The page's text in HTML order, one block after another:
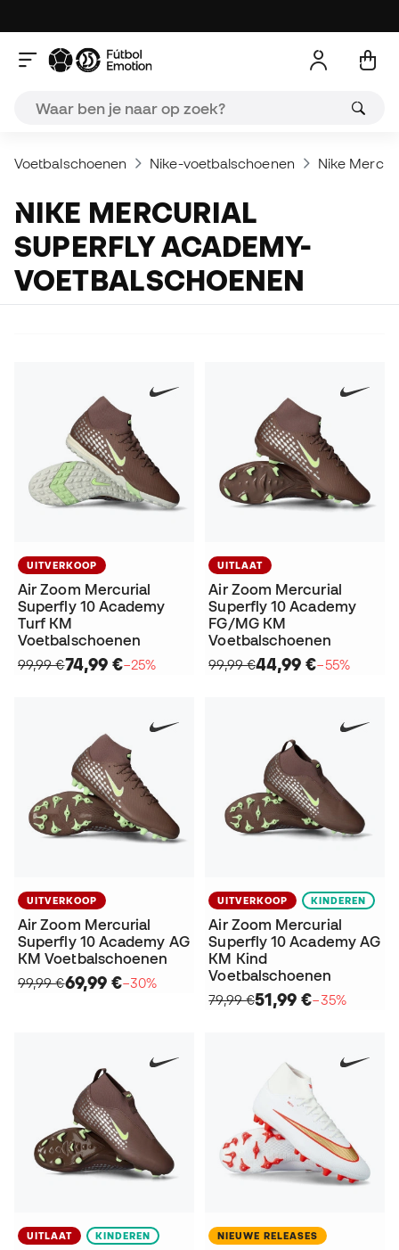
Voetbalschoenen Nike-voetbalschoenen Nike
NIKE MERCURIAL
SUPERFLY ACADEMY-
VOETBALSCHOENEN
UITVERKOOP
Air Zoom Mercurial
Superfly 10 Academy
Turf KM
Voetbalschoenen
99,99 €74,99 €−25%
UITLAAT
Air Zoom Mercurial
Superfly 10 Academy
FG/MG KM
Voetbalschoenen
99,99 €44,99 €−55%
UITVERKOOP
Air Zoom Mercurial
Superfly 10 Academy AG
KM Voetbalschoenen
99,99 €69,99 €−30%
UITVERKOOP KINDEREN
Air Zoom Mercurial
Superfly 10 Academy AG
KM Kind
Voetbalschoenen
79,99 €51,99 €−35%
UITLAAT KINDEREN NIEUWE RELEASES